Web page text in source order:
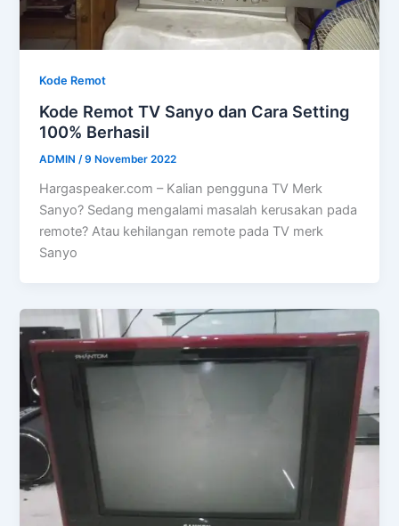
Kode Remot
Kode Remot TV Sanyo dan Cara Setting
100% Berhasil
ADMIN/9 November 2022
Hargaspeaker.com – Kalian pengguna TV Merk
Sanyo? Sedang mengalami masalah kerusakan pada
remote? Atau kehilangan remote pada TV merk
Sanyo